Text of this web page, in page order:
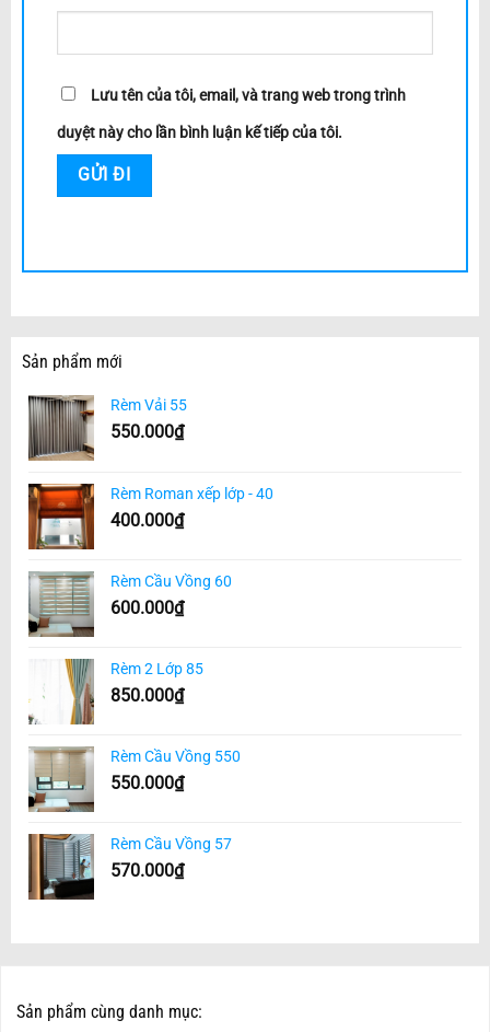
Lưu tên của tôi, email, và trang web trong trình
duyệt này cho lần bình luận kế tiếp của tôi.
Sản phẩm mới
Rèm Vải 55
550.000₫
Rèm Roman xếp lớp - 40
400.000₫
Rèm Cầu Vồng 60
600.000₫
Rèm 2 Lớp 85
850.000₫
Rèm Cầu Vồng 550
550.000₫
Rèm Cầu Vồng 57
570.000₫
Sản phẩm cùng danh mục: